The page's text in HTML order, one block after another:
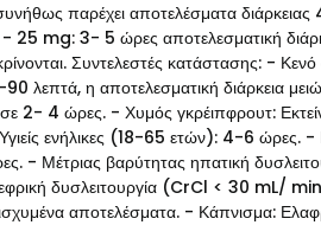
παρέχει αποτελέσματα
- 25 mg: 3- 5 ώρες αποτελεσματική
Συντελεστές κατάστασης: -
λεπτά, η αποτελεσματική διάρκεια
2- 4 ώρες. - Χυμός γκρέιπφρουτ:
ενήλικες (18-65 ετών): 4-6
- Μέτριας βαρύτητας ηπατική
δυσλειτουργία (CrCl < 30 mL/
αποτελέσματα. - Κάπνισμα: